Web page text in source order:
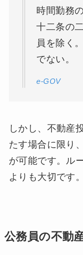
時間勤務
十二条の
員を除く
でない。
e-GOV
しかし、不動産
たす場合に限り
が可能です。ル
よりも大切です。
公務員の不動